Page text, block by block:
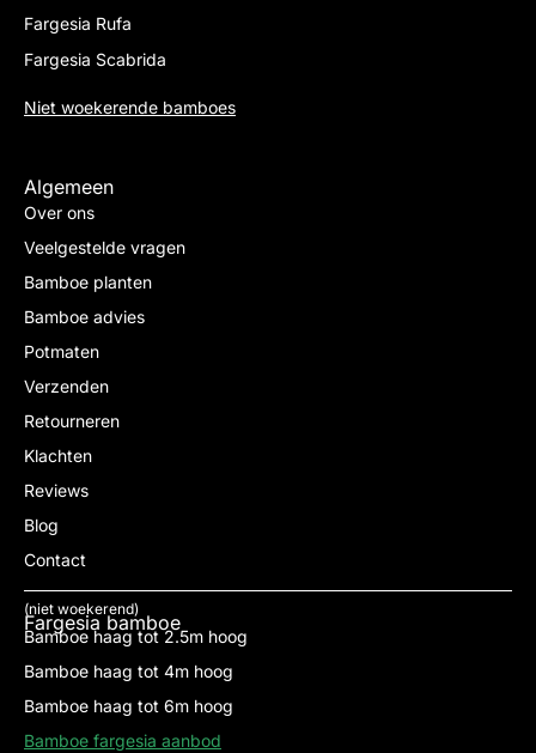
Fargesia Rufa
Fargesia Scabrida
Niet woekerende bamboes
Algemeen
Over ons
Veelgestelde vragen
Bamboe planten
Bamboe advies
Potmaten
Verzenden
Retourneren
Klachten
Reviews
Blog
Contact
Fargesia bamboe
(niet woekerend)
Bamboe haag tot 2.5m hoog
Bamboe haag tot 4m hoog
Bamboe haag tot 6m hoog
Bamboe fargesia aanbod